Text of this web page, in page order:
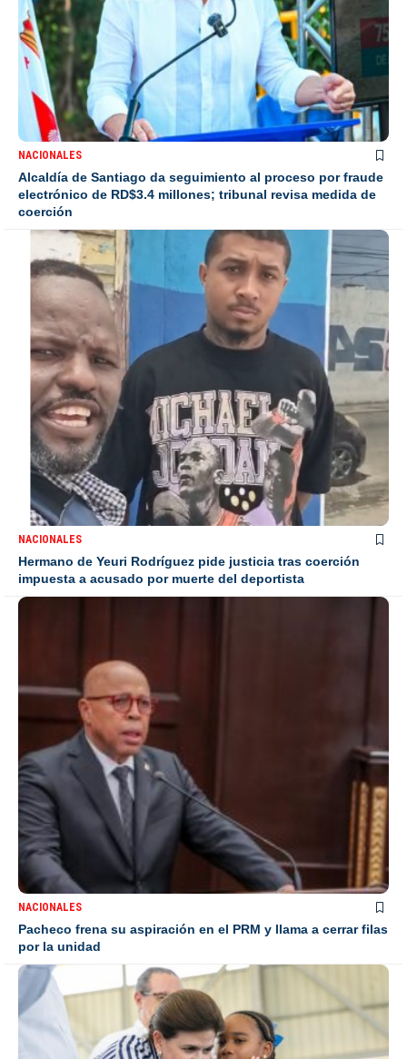
NACIONALES
Alcaldía de Santiago da seguimiento al proceso por fraude
electrónico de RD$3.4 millones; tribunal revisa medida de
coerción
NACIONALES
Hermano de Yeuri Rodríguez pide justicia tras coerción
impuesta a acusado por muerte del deportista
NACIONALES
Pacheco frena su aspiración en el PRM y llama a cerrar filas
por la unidad